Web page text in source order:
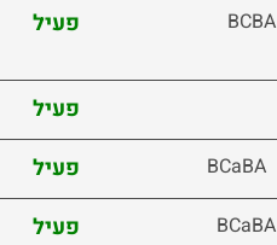
BCBA פעיל
פעיל
BCaBA פעיל
BCaBA פעיל